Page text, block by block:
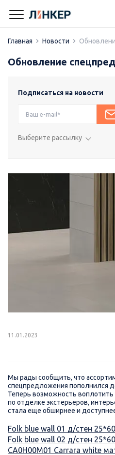
Главная Новости
Обновление
Подписаться на новости
Выберите рассылку
11.01.2023
Мы рады сообщить, что
спецпредложения пополнился
Теперь возможность
по отделке экстерьеров,
стала еще обширнее и
Folk blue wall 01 д/стен
Folk blue wall 02 д/стен
CA0H00M01 Carrara white